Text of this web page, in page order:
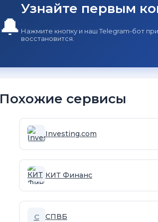
🔔
Узнайте первым
Нажмите кнопку и наш Telegram-бот
восстановится.
Похожие сервисы
Investing.com
КИТ Финанс
С СПВБ